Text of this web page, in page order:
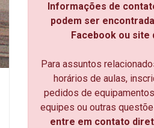
Informações de
podem ser
Facebook ou site
Para assuntos
horários de aulas,
pedidos de
equipes ou outras
entre em contato